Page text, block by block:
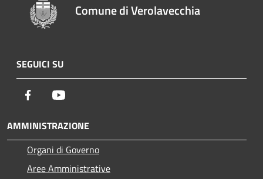
Comune di Verolavecchia
SEGUICI SU
Facebook
AMMINISTRAZIONE
Organi di Governo
Aree Amministrative